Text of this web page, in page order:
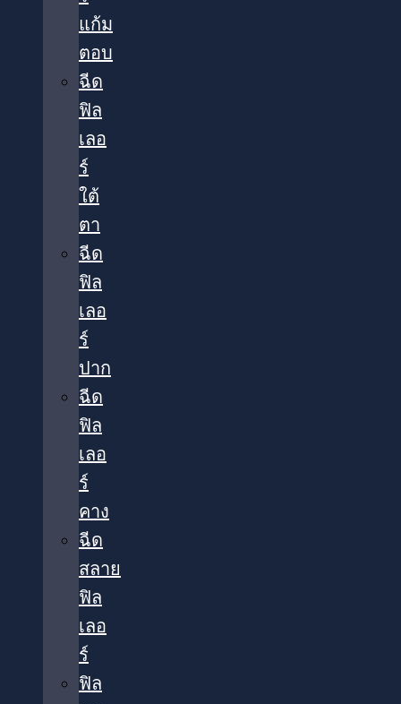
แก้ม
ตอบ
ฉีด
ฟิล
เลอ
ร์
ใต้
ตา​
ฉีด
ฟิล
เลอ
ร์
ปาก
ฉีด
ฟิล
เลอ
ร์
คาง
ฉีด
สลาย
ฟิล
เลอ
ร์
ฟิล